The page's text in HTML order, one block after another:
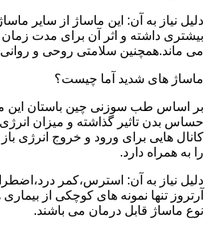
دلیل نیاز به آن: این ماساژ از سایر
بیشتری داشته و اثر آن برای مدت
می ماند.همچنین سلامتی روحی و روانی
ماساژ های شدید آما چیست؟
بر اساس طب سوزنی چین باستان این
حساس بدن تاثیر گذاشته و میزان
کانال هایی برای ورود و خروج انرژی
را به همراه دارد.
دلیل نیاز به آن: استرس،کمر
آرتروز تنها نمونه های کوچکی از
نوع ماساژ قابل درمان می باشند.